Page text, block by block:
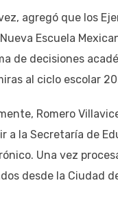
agregó que los
Escuela
de decisiones
al ciclo escolar
Romero
a la Secretaría de
Una vez
desde la Ciudad